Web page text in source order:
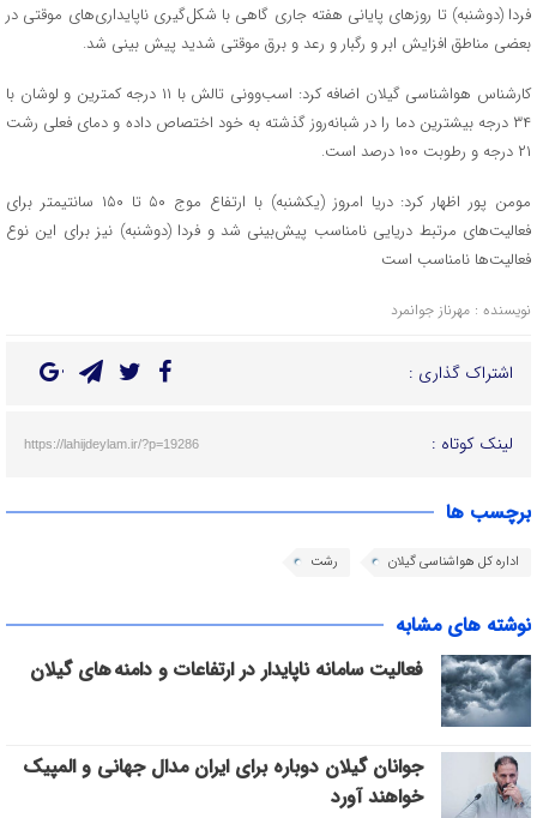
فردا (دوشنبه) تا روزهای پایانی هفته جاری گاهی با شکل‌گیری ناپایداری‌های موقتی در
بعضی مناطق افزایش ابر و رگبار و رعد و برق موقتی شدید پیش بینی شد.
کارشناس هواشناسی گیلان اضافه کرد: اسب‌وونی تالش با ۱۱ درجه کمترین و لوشان با
۳۴ درجه بیشترین دما را در شبانه‌روز گذشته به خود اختصاص داده و دمای فعلی رشت
۲۱ درجه و رطوبت ۱۰۰ درصد است.
مومن پور اظهار کرد: دریا امروز (یکشنبه) با ارتفاع موج ۵۰ تا ۱۵۰ سانتیمتر برای
فعالیت‌های مرتبط دریایی نامناسب پیش‌بینی شد و فردا (دوشنبه) نیز برای این نوع
فعالیت‌ها نامناسب است
نویسنده : مهرناز جوانمرد
اشتراک گذاری :
لینک کوتاه : https://lahijdeylam.ir/?p=19286
برچسب ها
اداره کل هواشناسی گیلان رشت
نوشته های مشابه
فعالیت سامانه ناپایدار در ارتفاعات و دامنه های گیلان
جوانان گیلان دوباره برای ایران مدال جهانی و المپیک
خواهند آورد